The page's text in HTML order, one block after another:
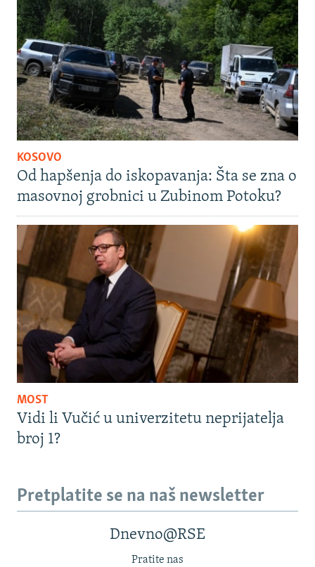
KOSOVO
Od hapšenja do iskopavanja: Šta se zna o
masovnoj grobnici u Zubinom Potoku?
MOST
Vidi li Vučić u univerzitetu neprijatelja
broj 1?
Pretplatite se na naš newsletter
Dnevno@RSE
Pratite nas